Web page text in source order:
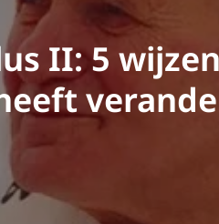
II: 5